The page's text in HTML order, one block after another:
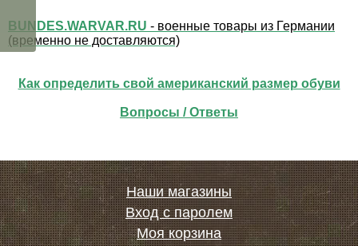
BUNDES.WARVAR.RU - военные товары из Германии
(временно не доставляются)
Как определить свой американский размер обуви
Вопросы / Ответы
Наши магазины
Вход с паролем
Моя корзина